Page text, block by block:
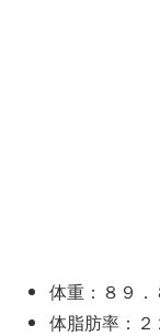
体重：８９．
体脂肪率：２